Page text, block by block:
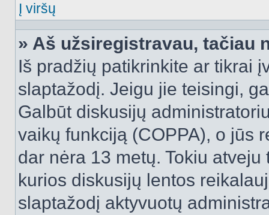
Į viršų
» Aš užsiregistravau, tačiau
Iš pradžių patikrinkite ar tikrai
slaptažodį. Jeigu jie teisingi,
Galbūt diskusijų
vaikų funkciją (COPPA), o jūs
dar nėra 13 metų. Tokiu
kurios diskusijų lentos
slaptažodį aktyvuotų